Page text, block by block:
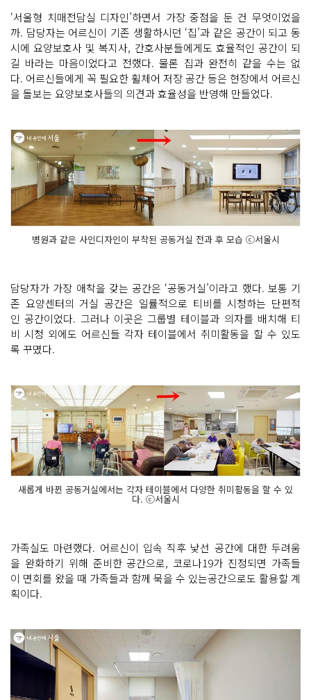
‘서울형 치매전담실 디자인’하면서 가장 중점을 둔 건 무엇이었을
까. 담당자는 어르신이 기존 생활하시던 ‘집’과 같은 공간이 되고 동
시에 요양보호사 및 복지사, 간호사분들에게도 효율적인 공간이 되
길 바라는 마음이었다고 전했다. 물론 집과 완전히 같을 수는 없
다. 어르신들에게 꼭 필요한 휠체어 저장 공간 등은 현장에서 어르신
을 돌보는 요양보호사들의 의견과 효율성을 반영해 만들었다.
병원과 같은 사인디자인이 부착된 공동거실 전과 후 모습 ⓒ서울시
담당자가 가장 애착을 갖는 공간은 ‘공동거실’이라고 했다. 보통 기
존 요양센터의 거실 공간은 일률적으로 티비를 시청하는 단편적
인 공간이었다. 그러나 이곳은 그룹별 테이블과 의자를 배치해 티
비 시청 외에도 어르신들 각자 테이블에서 취미활동을 할 수 있도
록 꾸몄다.
새롭게 바뀐 공동거실에서는 각자 테이블에서 다양한 취미활동을 할 수 있
다. ⓒ서울시
가족실도 마련했다. 어르신이 입속 직후 낯선 공간에 대한 두려움
을 완화하기 위해 준비한 공간으로, 코로나19가 진정되면 가족들
이 면회를 왔을 때 가족들과 함께 묵을 수 있는공간으로도 활용할 계
획이다.